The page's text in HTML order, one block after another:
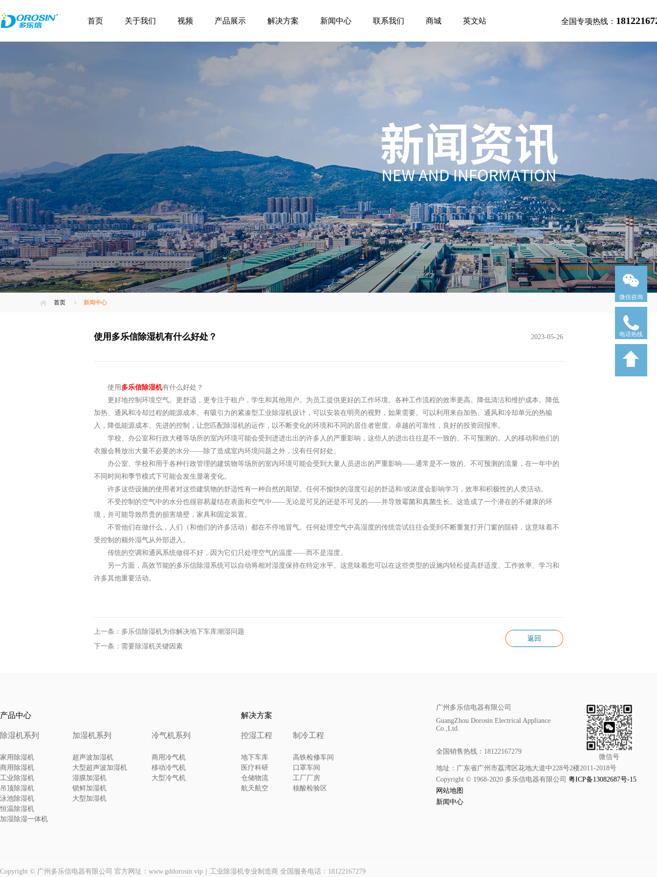
首页
关于我们 视频 产品展示 解决方案 新闻中心 联系我们 商城 英文站 全国专项热线：
首页 新闻中心
使用多乐信除湿机有什么好处？ 2023-05-26
使用 多乐信除湿机有什么好处？
更好地控制环境空气。
更舒适，更专注于租户，学生和其他用户。 为员工提供更好的工作环境。 各种工作流程的效率更高。 降低清洁和维护成本。
降低
加热、通风和冷却过程的能源成本。 有吸引力的紧凑型工业除湿机设计，可以安装在明亮的视野，如果需要。 可以利用来自加热、通风和冷却单元的热输
入，降低能源成本。 先进的控制，让您匹配除湿机的运作，以不断变化的环境和不同的居住者密度。 卓越的可靠性，良好的投资回报率。
学校、办公室和行政大楼等场所的室内环境可能会受到进进出出的许多人的严重影响，这些人的进出往往是不一致的、不可预测的。人的移动和他们的
衣服会释放出大量不必要的水分——除了造成室内环境问题之外，没有任何好处。
办公室、学校和用于各种行政管理的建筑物等场所的室内环境可能会受到大量人员进出的严重影响——通常是不一致的、不可预测的流量，在一年中的
不同时间和季节模式下可能会发生显著变化。
许多这些设施的使用者对这些建筑物的舒适性有一种自然的期望。任何不愉快的湿度引起的舒适和/或浓度会影响学习，效率和积极性的人类活动。
不受控制的空气中的水分也很容易凝结在表面和空气中——无论是可见的还是不可见的——并导致霉菌和真菌生长。这造成了一个潜在的不健康的环
境，并可能导致昂贵的损害墙壁，家具和固定装置。
不管他们在做什么，人们（和他们的许多活动）都在不停地冒气。任何处理空气中高湿度的传统尝试往往会受到不断重复打开门窗的阻碍，这意味着不
受控制的额外湿气从外部进入。
传统的空调和通风系统做得不好，因为它们只处理空气的温度——而不是湿度。
另一方面，高效节能的多乐信除湿系统可以自动将相对湿度保持在特定水平。这意味着您可以在这些类型的设施内轻松提高舒适度、工作效率、学习和
许多其他重要活动。
上一条：多乐信除湿机为你解决地下车库潮湿问题
下一条：需要除湿机关键因素
返回
微信咨询
电话热线
产品中心
除湿机系列
家用除湿机
商用除湿机
工业除湿机
吊顶除湿机
泳池除湿机
恒温除湿机
加湿除湿一体机
加湿机系列
超声波加湿机
大型超声波加湿机
湿膜加湿机
锁鲜加湿机
大型加湿机
冷气机系列
商用冷气机
移动冷气机
大型冷气机
解决方案
控湿工程
地下车库
医疗科研
仓储物流
航天航空
制冷工程
高铁检修车间
口罩车间
工厂厂房
核酸检验区
广州多乐信电器有限公司
GuangZhou Dorosin Electrical Appliance
Co.,Ltd.
全国销售热线：18122167279
微信号
地址：广东省广州市荔湾区花地大道中228号2楼2011-2018号
Copyright © 1968-2020 多乐信电器有限公司 粤ICP备13082687号-15
网站地图
新闻中心
Copyright © 广州多乐信电器有限公司 官方网址：www.gddorosin.vip｜工业除湿机专业制造商 全国服务电话：18122167279